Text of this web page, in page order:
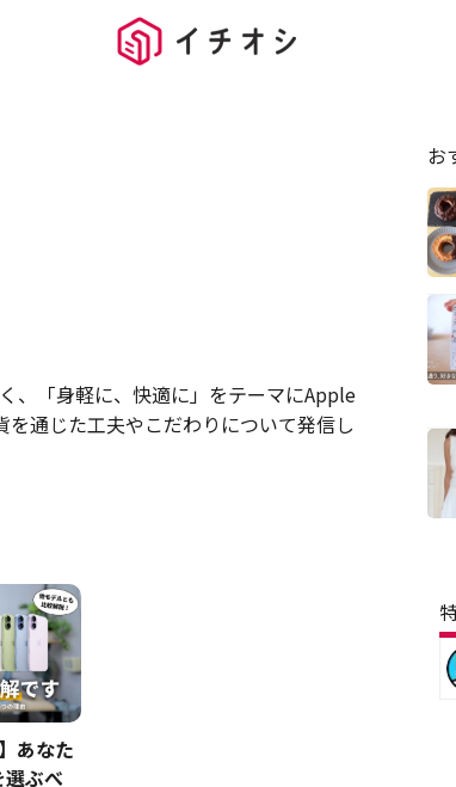
、「身軽に、快適に」をテーマにApple
通じた工夫やこだわりについて発信し
あなた
ぶべ
お